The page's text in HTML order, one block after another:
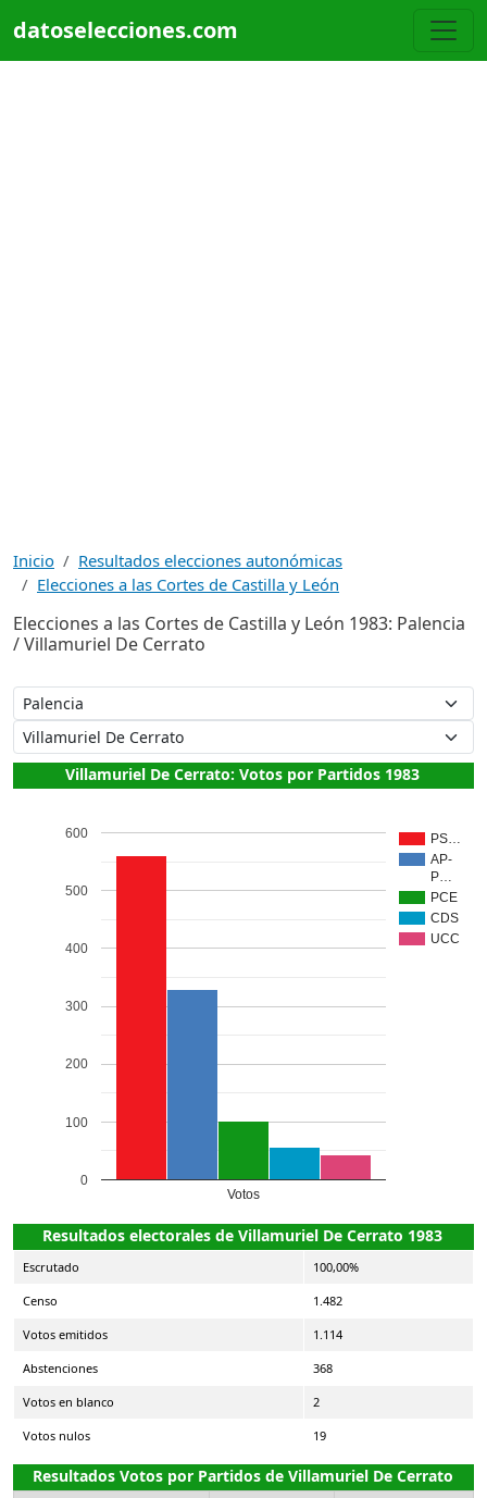
datoselecciones.com
Inicio
Resultados elecciones autonómicas
Elecciones a las Cortes de Castilla y León
Elecciones a las Cortes de Castilla y León 1983: Palencia
/ Villamuriel De Cerrato
Villamuriel De Cerrato: Votos por Partidos 1983
PS…
AP-
P…
PCE
CDS
UCC
Votos
0
100
200
300
400
500
600
Resultados electorales de Villamuriel De Cerrato 1983
Escrutado 100,00%
Censo 1.482
Votos emitidos 1.114
Abstenciones 368
Votos en blanco 2
Votos nulos 19
Resultados Votos por Partidos de Villamuriel De Cerrato